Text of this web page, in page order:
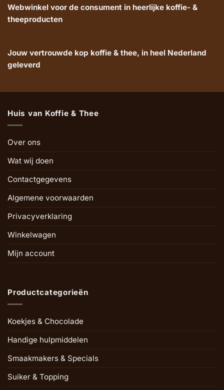
Webwinkel voor de consument in heerlijke koffie- &
theeproducten
Jouw vertrouwde kop koffie & thee, in heel Nederland
geleverd
Huis van Koffie & Thee
Over ons
Wat wij doen
Contactgegevens
Algemene voorwaarden
Privacyverklaring
Winkelwagen
Mijn account
Productcategorieën
Koekjes & Chocolade
Handige hulpmiddelen
Smaakmakers & Specials
Suiker & Topping